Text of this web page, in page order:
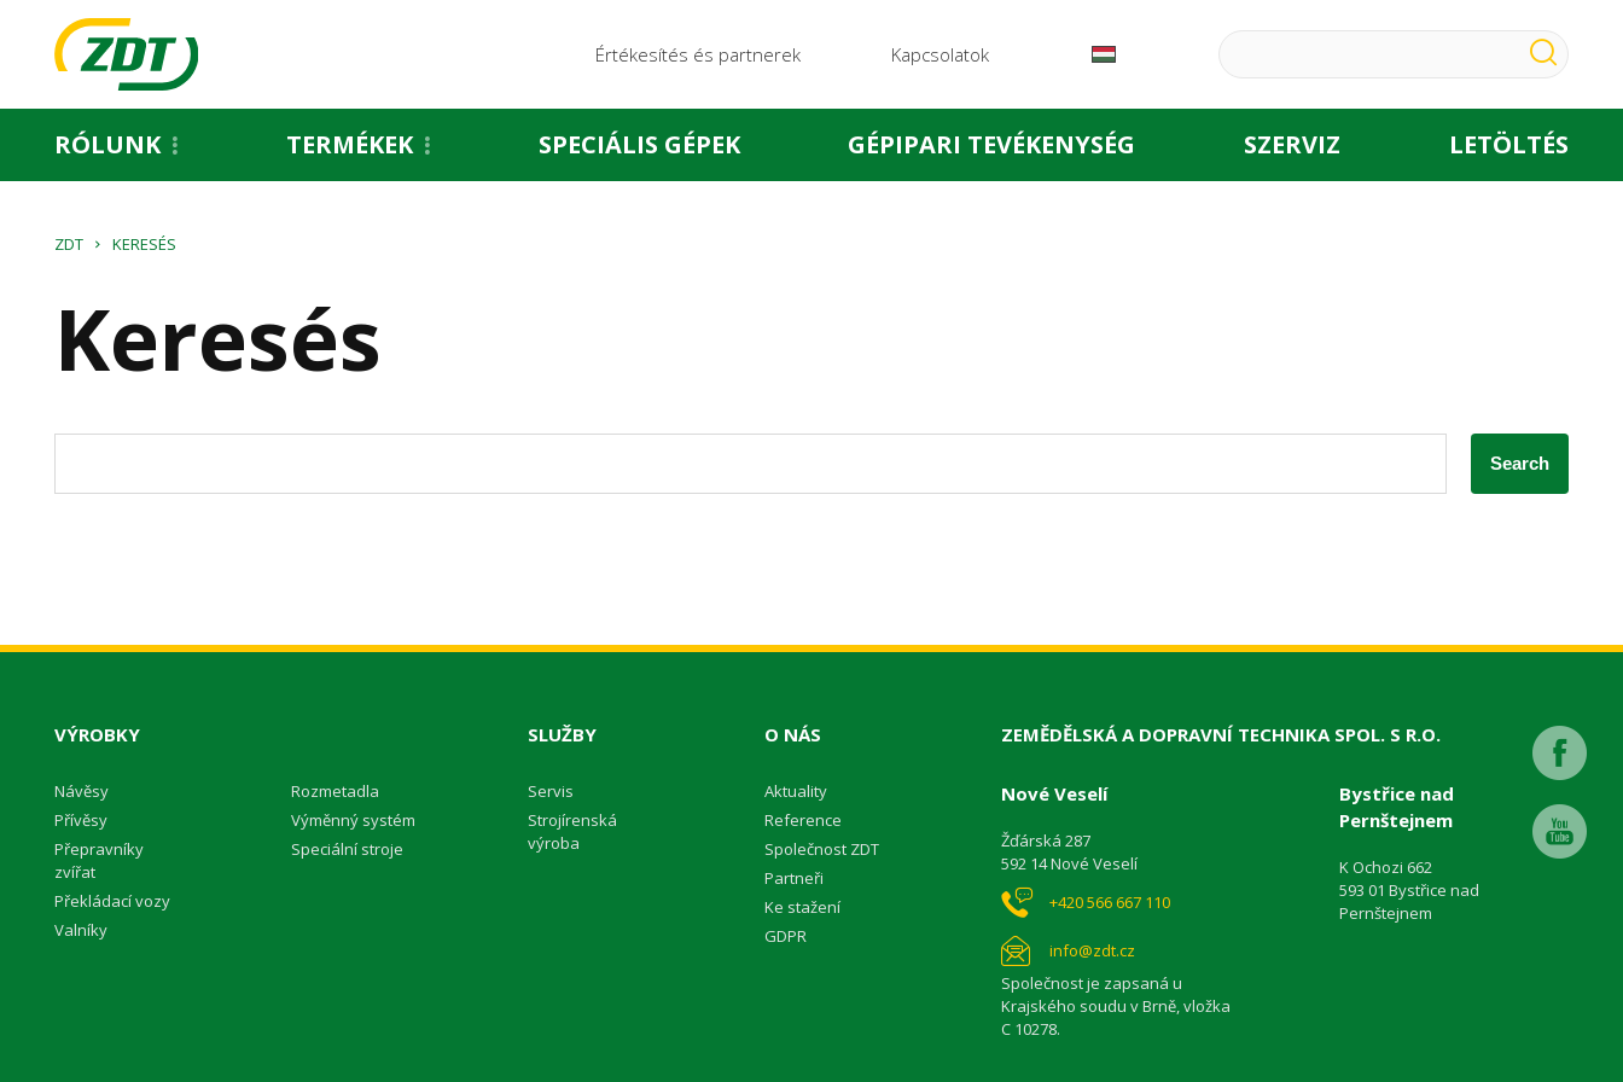
Értékesítés és partnerek Kapcsolatok
RÓLUNK TERMÉKEK SPECIÁLIS GÉPEK GÉPIPARI TEVÉKENYSÉG SZERVIZ LETÖLTÉS
ZDT KERESÉS
Keresés
VÝROBKY
Návěsy
Přívěsy
Přepravníky
zvířat
Překládací vozy
Valníky
Rozmetadla
Výměnný systém
Speciální stroje
SLUŽBY
Servis
Strojírenská
výroba
O NÁS
Aktuality
Reference
Společnost ZDT
Partneři
Ke stažení
GDPR
ZEMĚDĚLSKÁ A DOPRAVNÍ TECHNIKA SPOL. S R.O.
Nové Veselí
Žďárská 287
592 14 Nové Veselí
+420 566 667 110
info@zdt.cz
Společnost je zapsaná u
Krajského soudu v Brně, vložka
C 10278.
Bystřice nad
Pernštejnem
K Ochozi 662
593 01 Bystřice nad
Pernštejnem